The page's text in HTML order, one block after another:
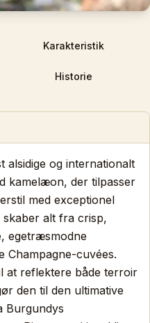
Karakteristik
Historie
alsidige og internationalt
kamelæon, der tilpasser
med exceptionel
skaber alt fra crisp,
egetræsmodne
Champagne-cuvées.
at reflektere både terroir
den til den ultimative
Burgundys